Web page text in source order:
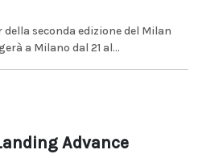
seconda edizione del Milan
a Milano dal 21 al...
Advance